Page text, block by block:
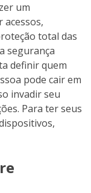
um
total das
segurança
definir quem
pode cair em
invadir seu
Para ter seus